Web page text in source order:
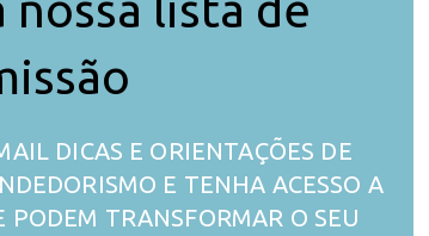
DICAS E ORIENTAÇÕES DE
E TENHA ACESSO A
TRANSFORMAR O SEU